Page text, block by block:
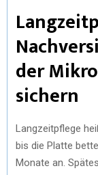
der
sichern
Langzeitpflege
bis die Platte
Monate an.